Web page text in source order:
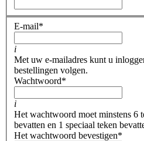
E-mail*
i
Met uw e-mailadres kunt u
bestellingen volgen.
Wachtwoord*
i
Het wachtwoord moet minstens 6
bevatten en 1 speciaal teken
Het wachtwoord bevestigen*